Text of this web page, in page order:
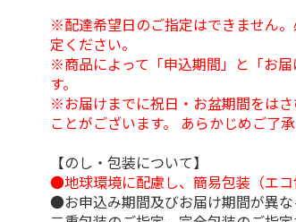
※配達希望日のご指定はできません
定ください。
※商品によって「申込期間」と「お
す。
※お届けまでに祝日・お盆期間をは
ことがございます。 あらかじめご了
【のし・包装について】
●地球環境に配慮し、簡易包装（エコ
●お申込み期間及びお届け期間が異な